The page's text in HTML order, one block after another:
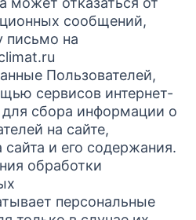
сообщений,
письмо на
Пользователей,
сервисов интернет-
для сбора информации о
на сайте,
и его содержания.
обработки
персональные